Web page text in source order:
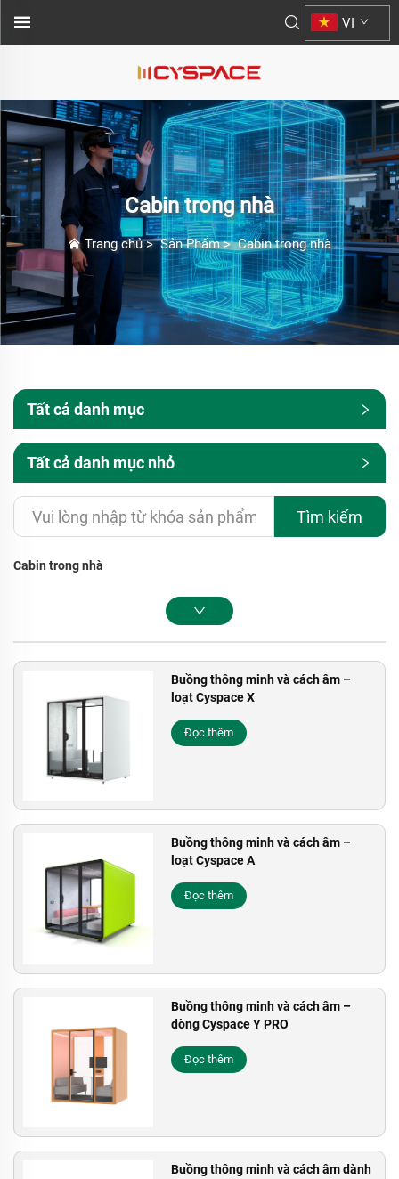
VI
Cabin trong nhà
Trang chủ>Sản Phẩm>Cabin trong nhà
Tất cả danh mục
Tất cả danh mục nhỏ
Tìm kiếm
Cabin trong nhà
Buồng thông minh và cách âm –
loạt Cyspace X
Đọc thêm
Buồng thông minh và cách âm –
loạt Cyspace A
Đọc thêm
Buồng thông minh và cách âm –
dòng Cyspace Y PRO
Đọc thêm
Buồng thông minh và cách âm dành